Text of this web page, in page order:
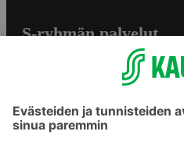
S-ryhmän palvelut
Yhteishyvä Ruoka -sovellus
S-ostoslista -sovellus